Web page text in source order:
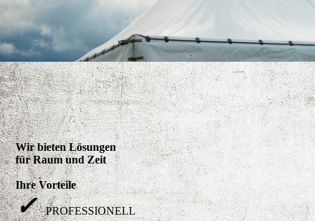
Wir bieten Lösungen
für Raum und Zeit
PROFESSIONELL | EHRFAHREN | ZUVERLÄSSIG
Ihre Vorteile
✓ PROFESSIONELL